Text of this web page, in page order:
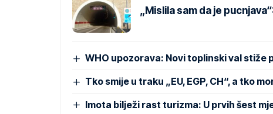
„Mislila sam da je
WHO upozorava: Novi toplinski val
Tko smije u traku „EU, EGP, CH“, a tko
Imota bilježi rast turizma: U prvih šest